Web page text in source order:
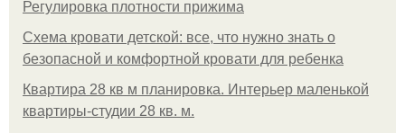
Регулировка плотности прижима
Схема кровати детской: все, что нужно знать о
безопасной и комфортной кровати для ребенка
Квартира 28 кв м планировка. Интерьер маленькой
квартиры-студии 28 кв. м.